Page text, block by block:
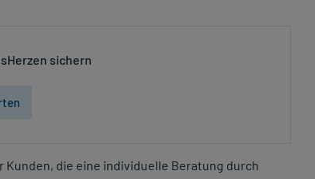
sichern
die eine individuelle Beratung durch